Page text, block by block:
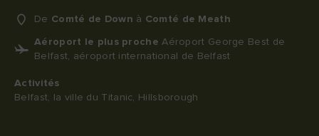
De Comté de Down à Comté de Meath
Aéroport le plus proche Aéroport George Best de
Belfast, aéroport international de Belfast
Activités
Belfast, la ville du Titanic, Hillsborough